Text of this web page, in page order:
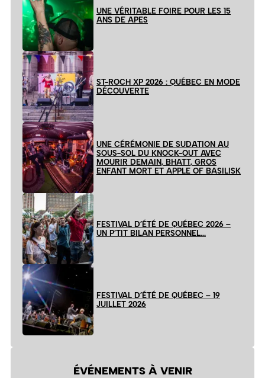
UNE VÉRITABLE FOIRE POUR LES 15
ANS DE APES
ST-ROCH XP 2026 : QUÉBEC EN MODE
DÉCOUVERTE
UNE CÉRÉMONIE DE SUDATION AU
SOUS-SOL DU KNOCK-OUT AVEC
MOURIR DEMAIN, BHATT, GROS
ENFANT MORT ET APPLE OF BASILISK
FESTIVAL D’ÉTÉ DE QUÉBEC 2026 –
UN P’TIT BILAN PERSONNEL…
FESTIVAL D’ÉTÉ DE QUÉBEC – 19
JUILLET 2026
ÉVÉNEMENTS À VENIR